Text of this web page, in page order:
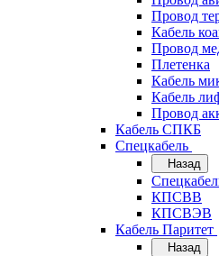
Провод
Кабель
Провод
Плетенка
Кабель
Кабель
Провод
Кабель СПКБ
Спецкабель
Назад
КПСВВ
КПСВЭВ
Кабель Паритет
Назад